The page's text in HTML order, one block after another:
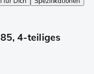
4-teiliges